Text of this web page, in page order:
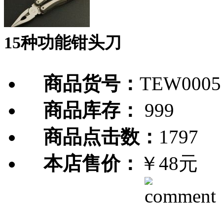
15种功能钳头刀
商品货号：
商品库存：
999
商品点击数： 1797
本店售价： ￥48元